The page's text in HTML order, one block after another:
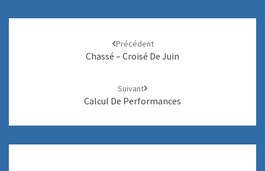
Précédent
Chassé – Croisé De Juin
Suivant
Calcul De Performances